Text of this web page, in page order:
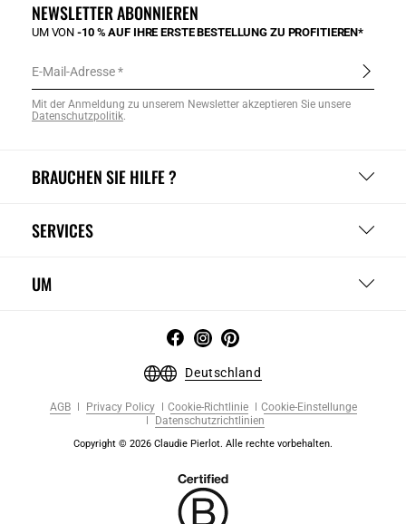
BRAUCHEN SIE HILFE ?
SERVICES
UM
NEWSLETTER ABONNIEREN
UM VON-10 % AUF IHRE ERSTE BESTELLUNG ZU PROFITIEREN*
E-Mail-Adresse
Mit der Anmeldung zu unserem Newsletter akzeptieren Sie unsere
Datenschutzpolitik.
Deutschland
AGB Privacy Policy Cookie-Richtlinie
Cookie-Einstellunge
Datenschutzrichtlinien
Copyright © 2026 Claudie Pierlot. Alle rechte vorbehalten.